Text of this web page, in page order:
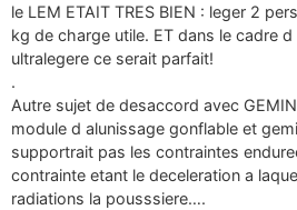
le LEM ETAIT TRES BIEN : leger 2
kg de charge utile. ET dans le cadre
ultralegere ce serait parfait!
.
Autre sujet de desaccord avec
module d alunissage gonflable et
supportrait pas les contraintes
contrainte etant le deceleration a
radiations la pousssiere….